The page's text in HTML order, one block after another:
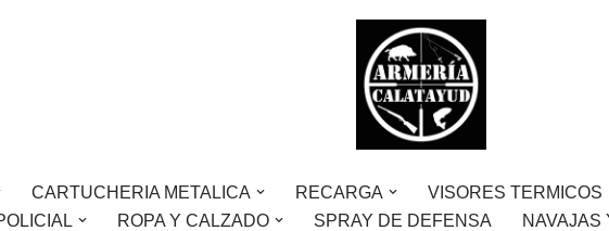
CARTUCHERIA METALICA RECARGA VISORES TERMICOS
ROPA Y CALZADO SPRAY DE DEFENSA NAVAJAS